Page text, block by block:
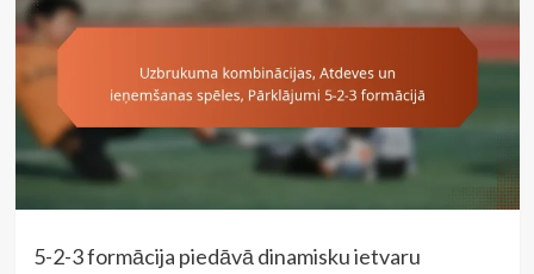
5-2-3 formācija piedāvā dinamisku ietvaru